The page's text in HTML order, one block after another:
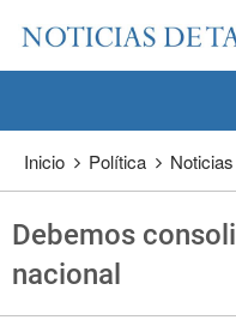
Pase a contenido principal
Inicio Política
Debemos
nacional